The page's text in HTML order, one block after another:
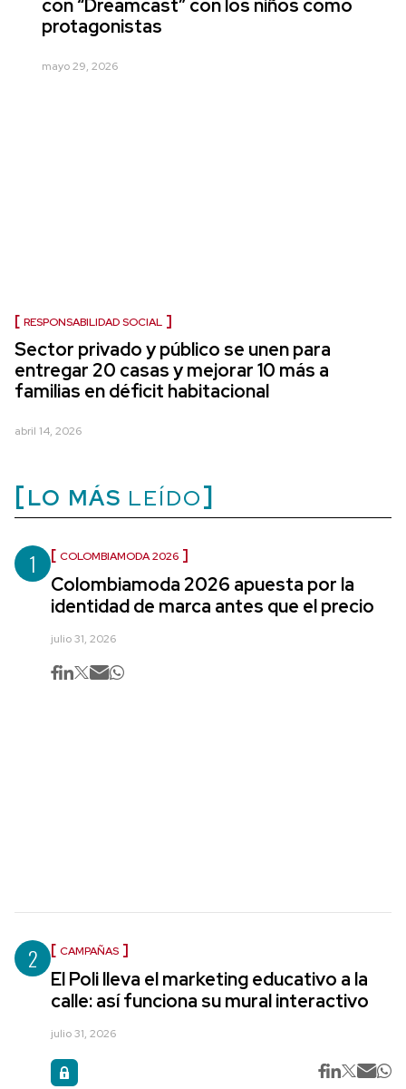
con “Dreamcast” con los niños como
protagonistas
mayo 29, 2026
RESPONSABILIDAD SOCIAL
Sector privado y público se unen para
entregar 20 casas y mejorar 10 más a
familias en déficit habitacional
abril 14, 2026
LO MÁS LEÍDO
1 COLOMBIAMODA 2026
Colombiamoda 2026 apuesta por la
identidad de marca antes que el precio
julio 31, 2026
2 CAMPAÑAS
El Poli lleva el marketing educativo a la
calle: así funciona su mural interactivo
julio 31, 2026